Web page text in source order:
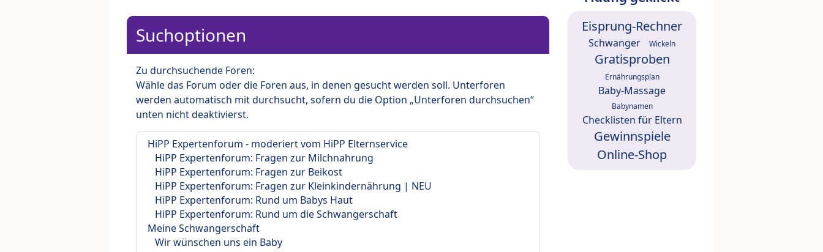
Suchoptionen
Zu durchsuchende Foren:
Wähle das Forum oder die Foren aus, in denen gesucht werden soll. Unterforen
werden automatisch mit durchsucht, sofern du die Option „Unterforen durchsuchen“
unten nicht deaktivierst.
Eisprung-Rechner
Schwanger Wickeln
Gratisproben
Ernährungsplan
Baby-Massage
Babynamen
Checklisten für Eltern
Gewinnspiele
Online-Shop